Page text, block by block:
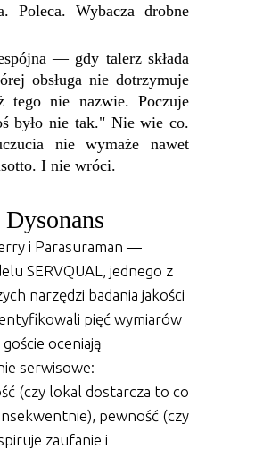
Poleca. Wybacza drobne
— gdy talerz składa
obsługa nie dotrzymuje
nie nazwie. Poczuje
było nie tak." Nie wie co.
nie wymaże nawet
I nie wróci.
Dysonans
i Parasuraman —
SERVQUAL, jednego z
narzędzi badania jakości
pięć wymiarów
oceniają
serwisowe:
(czy lokal dostarcza to co
pewność (czy
zaufanie i